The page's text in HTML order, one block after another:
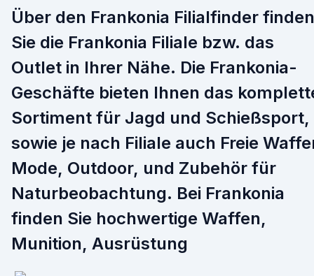
Über den Frankonia Filialfinder finden
Sie die Frankonia Filiale bzw. das
Outlet in Ihrer Nähe. Die Frankonia-
Geschäfte bieten Ihnen das
Sortiment für Jagd und Schießsport,
sowie je nach Filiale auch Freie
Mode, Outdoor, und Zubehör für
Naturbeobachtung. Bei Frankonia
finden Sie hochwertige Waffen,
Munition, Ausrüstung